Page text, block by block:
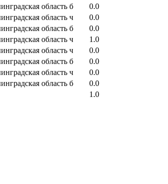
область б
0.0
область ч
0.0
область б
0.0
область ч
1.0
область ч
0.0
область б
0.0
область ч
0.0
область б
0.0
1.0